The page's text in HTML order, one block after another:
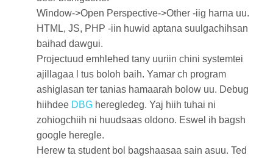
Window->Open Perspective->Other -iig harna uu.
HTML, JS, PHP -iin huwid aptana suulgachihsan
baihad dawgui.
Projectuud emhlehed tany uuriin chini systemtei
ajillagaa l tus boloh baih. Yamar ch program
ashiglasan ter tanias hamaarah bolow uu. Debug
hiihdee DBG heregledeg. Yaj hiih tuhai ni
zohiogchiih ni huudsaas oldono. Eswel ih bagsh
google heregle.
Herew ta student bol bagshaasaa sain asuu. Ted